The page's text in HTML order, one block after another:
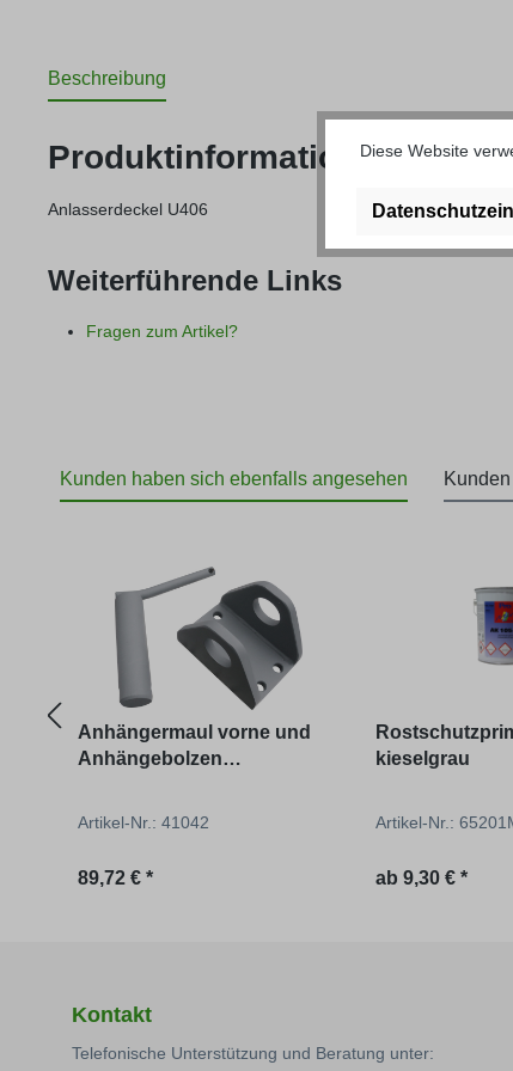
Beschreibung
Produktinformationen
Anlasserdeckel U406
Weiterführende Links
Fragen zum Artikel?
Kunden haben sich ebenfalls angesehen
Anhängermaul vorne und
Anhängebolzen
Artikel-Nr.: 41042
Regulärer Preis:
89,72 € *
kieselgrau
Artikel-Nr.:
Regulärer Preis:
ab 9,30 € *
Kontakt
Telefonische Unterstützung und Beratung unter:
Diese Website